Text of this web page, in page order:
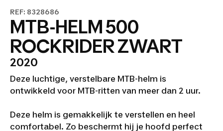
REF: 8328686
MTB-HELM 500
ROCKRIDER ZWART
2020
Deze luchtige, verstelbare MTB-helm is
ontwikkeld voor MTB-ritten van meer dan 2 uur.
Deze helm is gemakkelijk te verstellen en heel
comfortabel. Zo beschermt hij je hoofd perfect